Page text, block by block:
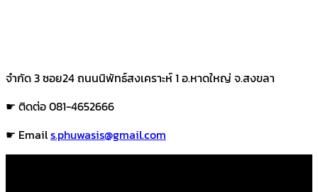
จำกัด 3 ซอย24 ถนนนิพัทธ์สงเคราะห์ 1 อ.หาดใหญ่ จ.สงขลา
☛ ติดต่อ 081-4652666
☛ Emails.phuwasis@gmail.com